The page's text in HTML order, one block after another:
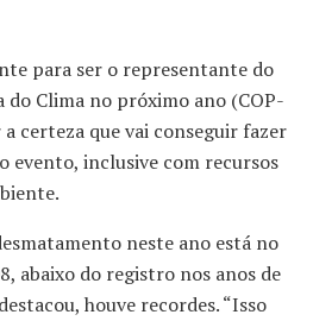
para ser o representante do
do Clima no próximo ano (COP-
certeza que vai conseguir fazer
evento, inclusive com recursos
neste ano está no
abaixo do registro nos anos de
houve recordes. “Isso